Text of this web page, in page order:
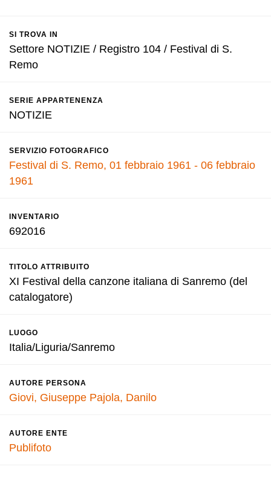
SI TROVA IN
Settore NOTIZIE / Registro 104 / Festival di S.
Remo
SERIE APPARTENENZA
NOTIZIE
SERVIZIO FOTOGRAFICO
Festival di S. Remo, 01 febbraio 1961 - 06 febbraio
1961
INVENTARIO
692016
TITOLO ATTRIBUITO
XI Festival della canzone italiana di Sanremo (del
catalogatore)
LUOGO
Italia/Liguria/Sanremo
AUTORE PERSONA
Giovi, Giuseppe Pajola, Danilo
AUTORE ENTE
Publifoto